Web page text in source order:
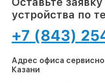
устройства по
+7 (843)
Адрес офиса
Казани